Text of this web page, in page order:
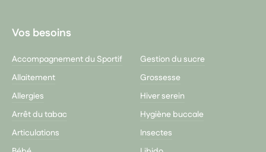
Vos besoins
Accompagnement du Sportif
Allaitement
Allergies
Arrêt du tabac
Articulations
Gestion du sucre
Grossesse
Hiver serein
Hygiène buccale
Insectes